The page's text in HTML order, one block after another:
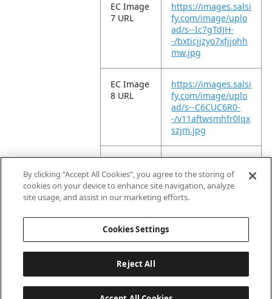
EC Image
7 URL
https://images.salsi
fy.com/image/uplo
ad/s--Ic7gTdJH-
-/bxticjjzyo7xfjjohh
mw.jpg
EC Image
8 URL
https://images.salsi
fy.com/image/uplo
ad/s--C6CUC6R0-
-/v11aftwsmhfr0lqx
szjm.jpg
EC Image
9 URL
https://images.salsi
fy.com/image/uplo
ad/s--8BeHYxOG-
-/tppdxi4kgc9rndjz
By clicking “Accept All Cookies”, you agree to the storing of
cookies on your device to enhance site navigation, analyze
site usage, and assist in our marketing efforts.
Cookies Settings
Reject All